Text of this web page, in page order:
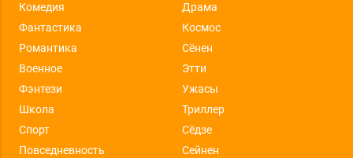
Комедия
Драма
Фантастика
Космос
Романтика
Сёнен
Военное
Этти
Фэнтези
Ужасы
Школа
Триллер
Спорт
Сёдзе
Повседневность
Сейнен